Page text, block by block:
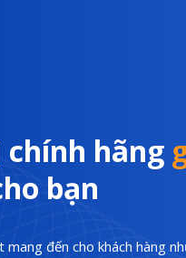
hãng
bạn
mang đến cho khách hàng